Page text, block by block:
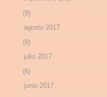
(9)
agosto 2017
(8)
julio 2017
(6)
junio 2017